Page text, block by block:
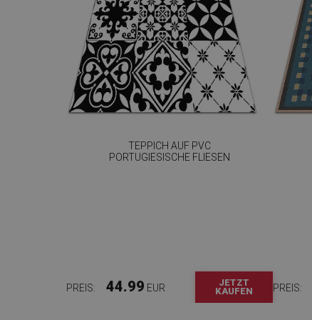
TEPPICH AUF PVC
PORTUGIESISCHE FLIESEN
PREIS: 44.99 EUR
JETZT
KAUFEN
PREIS: